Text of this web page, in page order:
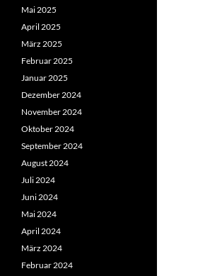
Mai 2025
April 2025
März 2025
Februar 2025
Januar 2025
Dezember 2024
November 2024
Oktober 2024
September 2024
August 2024
Juli 2024
Juni 2024
Mai 2024
April 2024
März 2024
Februar 2024